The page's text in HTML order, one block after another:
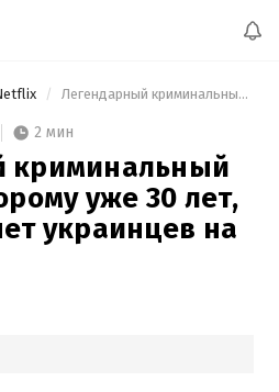
Легендарный криминальный триллер, которому уже 30 лет, снова покоряет украинцев на Netflix
2 мин
криминальный
уже 30 лет,
украинцев на